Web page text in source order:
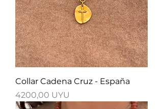
Collar Cadena Cruz - España
Precio
4200,00 UYU